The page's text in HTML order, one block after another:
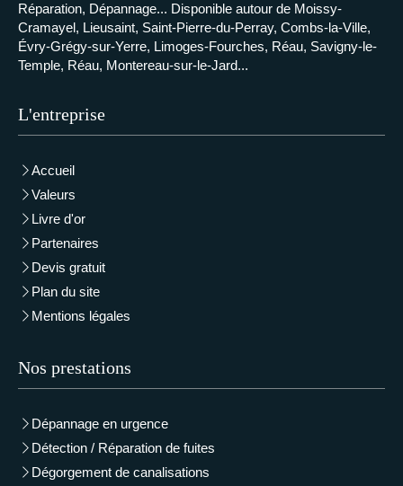
Réparation, Dépannage... Disponible autour de Moissy-
Cramayel, Lieusaint, Saint-Pierre-du-Perray, Combs-la-Ville,
Évry-Grégy-sur-Yerre, Limoges-Fourches, Réau, Savigny-le-
Temple, Réau, Montereau-sur-le-Jard...
L'entreprise
Accueil
Valeurs
Livre d'or
Partenaires
Devis gratuit
Plan du site
Mentions légales
Nos prestations
Dépannage en urgence
Détection / Réparation de fuites
Dégorgement de canalisations